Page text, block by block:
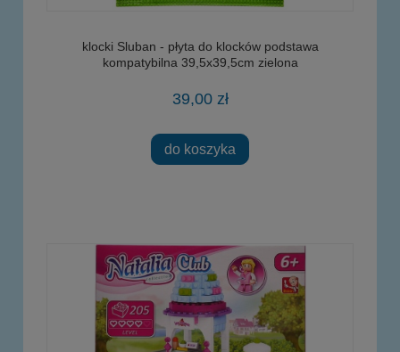
klocki Sluban - płyta do klocków podstawa
kompatybilna 39,5x39,5cm zielona
39,00 zł
do koszyka